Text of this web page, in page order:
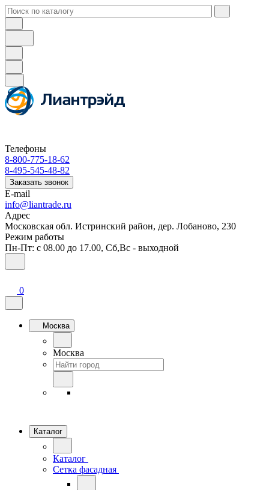
Телефоны
8-800-775-18-62
8-495-545-48-82
Заказать звонок
E-mail
info@liantrade.ru
Адрес
Московская обл. Истринский район, дер. Лобаново, 230
Режим работы
Пн-Пт: c 08.00 до 17.00, Cб,Вс - выходной
0
Москва
Москва
Каталог
Каталог
Сетка фасадная